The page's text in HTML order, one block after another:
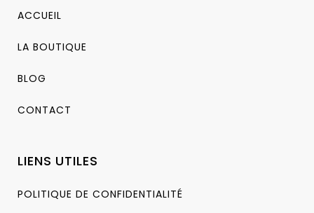
ACCUEIL
LA BOUTIQUE
BLOG
CONTACT
LIENS UTILES
POLITIQUE DE CONFIDENTIALITÉ